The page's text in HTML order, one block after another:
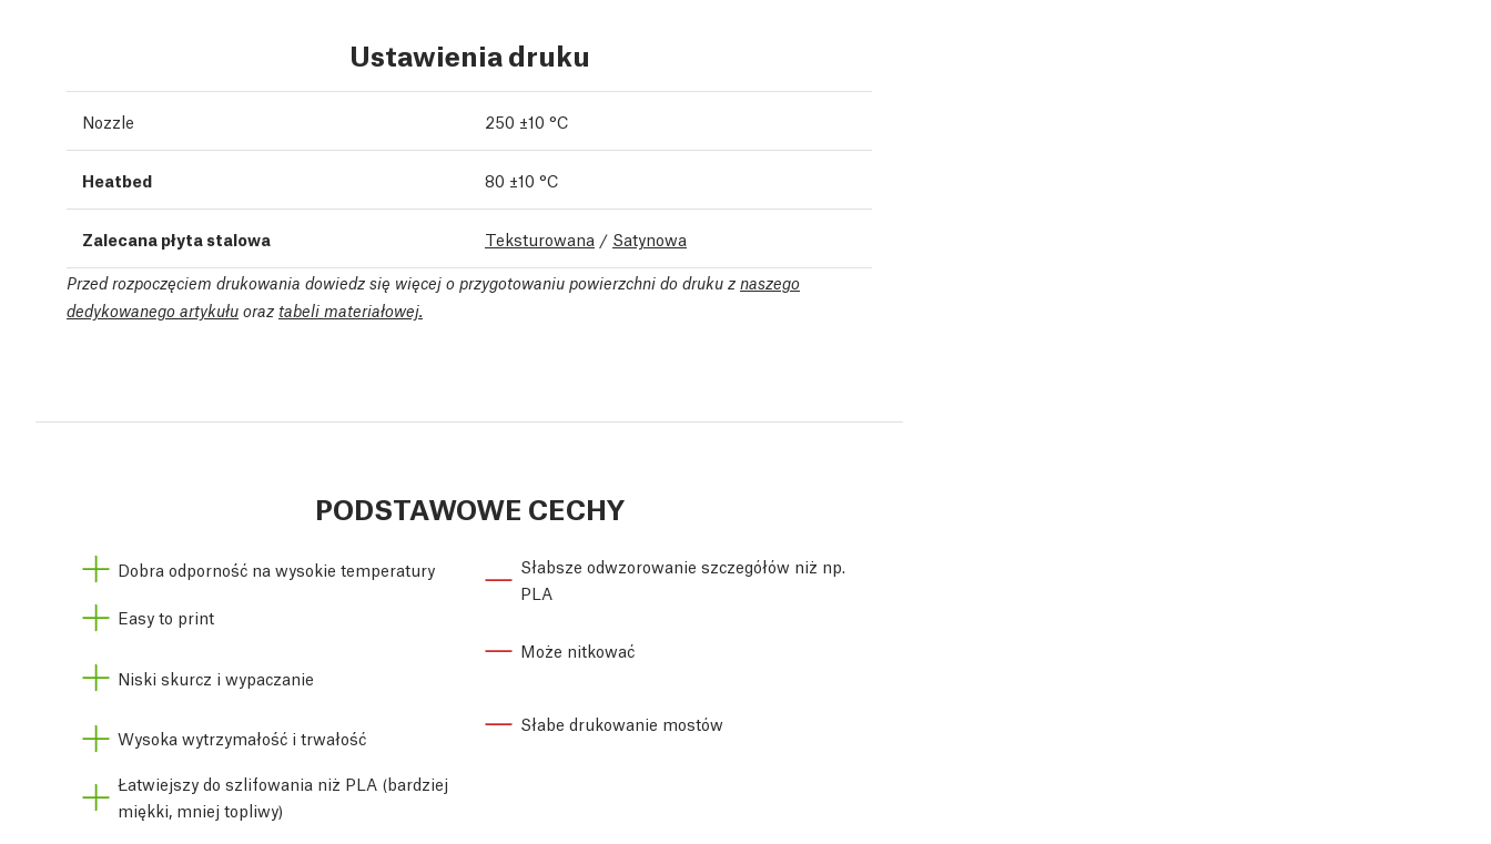
Ustawienia druku
Nozzle 250 ±10 °C
Heatbed 80 ±10 °C
Zalecana płyta stalowa Teksturowana / Satynowa
Przed rozpoczęciem drukowania dowiedz się więcej o przygotowaniu powierzchni do druku z naszego
dedykowanego artykułu oraz tabeli materiałowej.
PODSTAWOWE CECHY
Dobra odporność na wysokie temperatury
Easy to print
Niski skurcz i wypaczanie
Wysoka wytrzymałość i trwałość
Łatwiejszy do szlifowania niż PLA (bardziej
miękki, mniej topliwy)
Słabsze odwzorowanie szczegółów niż np.
PLA
Może nitkować
Słabe drukowanie mostów